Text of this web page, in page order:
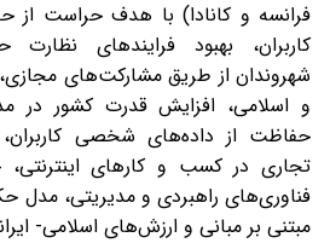
فرانسه و کانادا) با هدف حراست
کاربران، بهبود فرایندهای
شهروندان از طریق مشارکت‌های
و اسلامی، افزایش قدرت کشور در
حفاظت از داده‌های شخصی
تجاری در کسب و کارهای
فناوری‌های راهبردی و مدیریتی، مدل
مبتنی بر مبانی و ارزش‌های اسلامی-